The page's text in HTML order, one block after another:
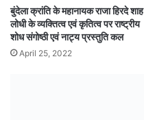
बुंदेला क्रांति के महानायक राजा हिरदे शाह
लोधी के व्यक्तित्व एवं कृतित्व पर राष्ट्रीय
शोध संगोष्ठी एवं नाट्य प्रस्तुति कल
April 25, 2022